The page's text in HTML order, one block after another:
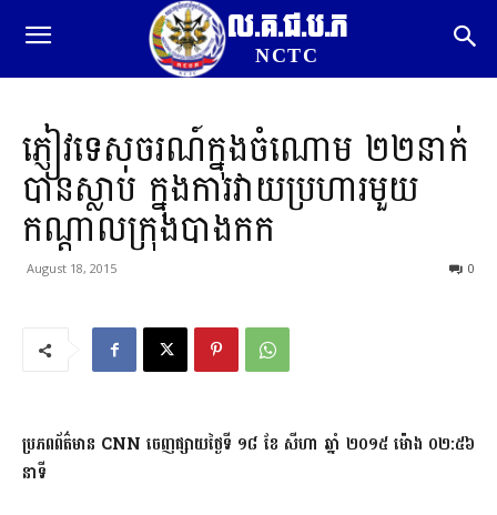
ល.គ.ជ.ប.ភ
NCTC
ភ្ញៀវ​ទេសចរណ៍​ក្នុងចំណោម​ ២២នាក់​
បានស្លាប់ ក្នុងការ​វាយប្រហារ​មួយ​
កណ្តាល​ក្រុង​បាងកក​ ​
August 18, 2015 0
ប្រភព​ព័ត៌មាន​ ​ CNN​ ​ចេញផ្សាយ​ថ្ងៃទី​ ១៨ ខែ សីហា ឆ្នាំ ២០១៥​ ម៉ោង ០២:៥៦
នាទី